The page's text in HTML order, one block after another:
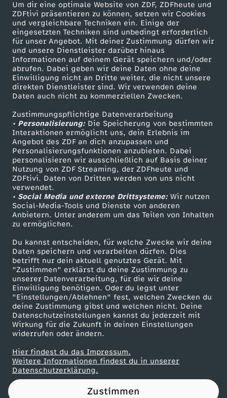
Um dir eine optimale Website von ZDF, ZDFheute und
ZDFtivi präsentieren zu können, setzen wir Cookies
und vergleichbare Techniken ein. Einige der
eingesetzten Techniken sind unbedingt erforderlich
für unser Angebot. Mit deiner Zustimmung dürfen wir
und unsere Dienstleister darüber hinaus
Informationen auf deinem Gerät speichern und/oder
abrufen. Dabei geben wir deine Daten ohne deine
Einwilligung nicht an Dritte weiter, die nicht unsere
direkten Dienstleister sind. Wir verwenden deine
Daten auch nicht zu kommerziellen Zwecken.
Zustimmungspflichtige Datenverarbeitung
• Personalisierung:Die Speicherung von bestimmten
Interaktionen ermöglicht uns, dein Erlebnis im
Angebot des ZDF an dich anzupassen und
Personalisierungsfunktionen anzubieten. Dabei
personalisieren wir ausschließlich auf Basis deiner
Nutzung von ZDF Streaming, der ZDFheute und
ZDFtivi. Daten von Dritten werden von uns nicht
verwendet.
• Social Media und externe Drittsysteme:Wir nutzen
Social-Media-Tools und Dienste von anderen
Anbietern. Unter anderem um das Teilen von Inhalten
zu ermöglichen.
Du kannst entscheiden, für welche Zwecke wir deine
Daten speichern und verarbeiten dürfen. Dies
betrifft nur dein aktuell genutztes Gerät. Mit
"Zustimmen" erklärst du deine Zustimmung zu
unserer Datenverarbeitung, für die wir deine
Einwilligung benötigen. Oder du legst unter
"Einstellungen/Ablehnen" fest, welchen Zwecken du
deine Zustimmung gibst und welchen nicht. Deine
Datenschutzeinstellungen kannst du jederzeit mit
Wirkung für die Zukunft in deinen Einstellungen
widerrufen oder ändern.
Hier findest du das Impressum.
Weitere Informationen findest du in unserer
Datenschutzerklärung.
Zustimmen
r
o
p
ä
i
s
c
h
e
n
B
a
n
k
f
ü
Mehr ZDF
ZDF-Apps
Smart TV
ZDFtext
Livestreams
Sendungen A-Z
TV-Programm
Service
ZDFmitreden
Kontakt zum ZDF
Tickets
Zuschauerservice
Hilfe
ZDF Unternehmen
Karriere
ZDF goes Schule
Werbefernsehen
Mainzelmännchen
Partner